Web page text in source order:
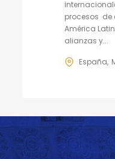
procesos de
América
alianzas y...
España